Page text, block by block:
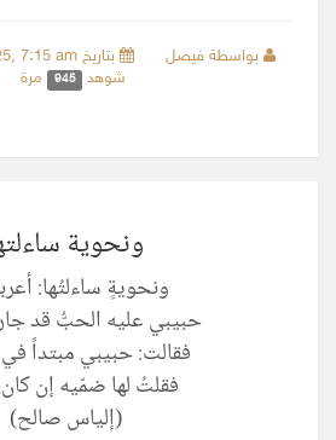
بواسطة فيصل
بتاريخ September 9, 2025, 7:15 am
شوهد
945 مرة
ونحوية
ونحويةٍ ساءلتُها:
حبيبي عليه الحبُّ قد
فقالت: حبيبي مبتداً
فقلتُ لها ضمّيه إن
(إلياس صالح)